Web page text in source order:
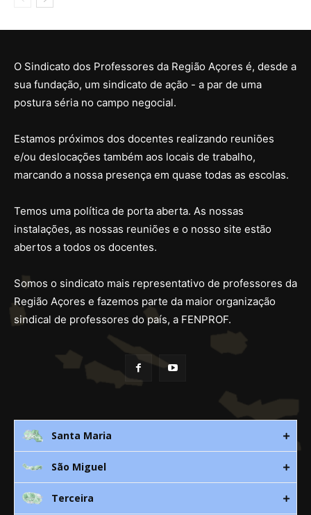
O Sindicato dos Professores da Região Açores é, desde a
sua fundação, um sindicato de ação - a par de uma
postura séria no campo negocial.
Estamos próximos dos docentes realizando reuniões
e/ou deslocações também aos locais de trabalho,
marcando a nossa presença em quase todas as escolas.
Temos uma política de porta aberta. As nossas
instalações, as nossas reuniões e o nosso site estão
abertos a todos os docentes.
Somos o sindicato mais representativo de professores da
Região Açores e fazemos parte da maior organização
sindical de professores do país, a FENPROF.
Santa Maria
Rua 3. Leandres Chaves, 12C
São Miguel
Av. D. João lll, bloco A, nº10 – 3º
Terceira